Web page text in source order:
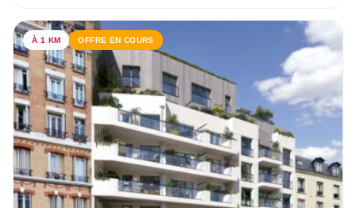
À 1 KM OFFRE EN COURS